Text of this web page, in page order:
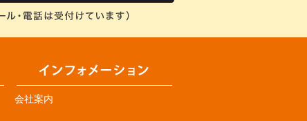
会社案内